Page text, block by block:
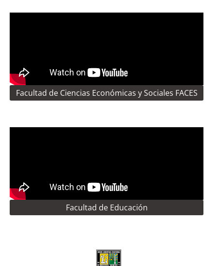
Facultad de Ciencias Económicas y Sociales FACES
Facultad de Educación